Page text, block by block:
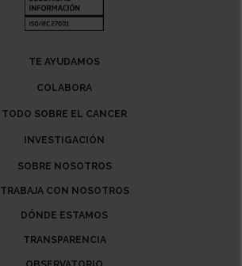
TE AYUDAMOS
COLABORA
TODO SOBRE EL CANCER
INVESTIGACIÓN
SOBRE NOSOTROS
TRABAJA CON NOSOTROS
DÓNDE ESTAMOS
TRANSPARENCIA